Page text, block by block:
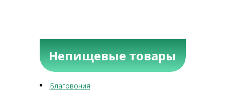
Непищевые товары
Благовония